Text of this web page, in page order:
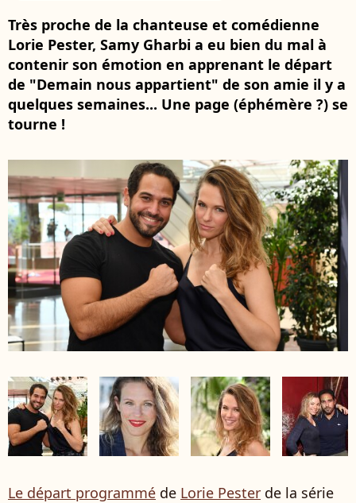
Très proche de la chanteuse et comédienne
Lorie Pester, Samy Gharbi a eu bien du mal à
contenir son émotion en apprenant le départ
de "Demain nous appartient" de son amie il y a
quelques semaines... Une page (éphémère ?) se
tourne !
Le départ programmé de Lorie Pester de la série